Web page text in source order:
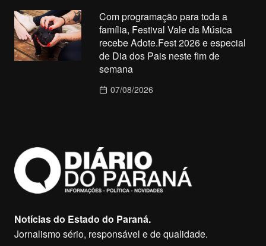
Com programação para toda a
família, Festival Vale da Música
recebe Adote.Fest 2026 e especial
de Dia dos Pais neste fim de
semana
07/08/2026
Notícias do Estado do Paraná.
Jornalismo sério, responsável e de qualidade.